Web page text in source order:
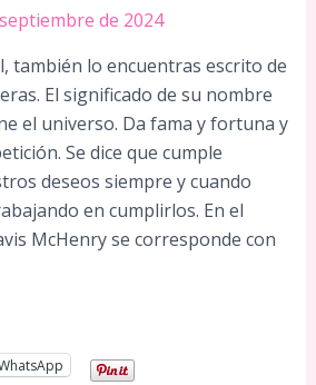
de 2024
también lo encuentras escrito de
El significado de su nombre
el universo. Da fama y fortuna y
Se dice que cumple
deseos siempre y cuando
en cumplirlos. En el
McHenry se corresponde con